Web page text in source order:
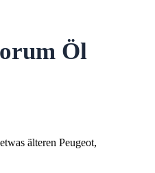
Öl
älteren Peugeot,